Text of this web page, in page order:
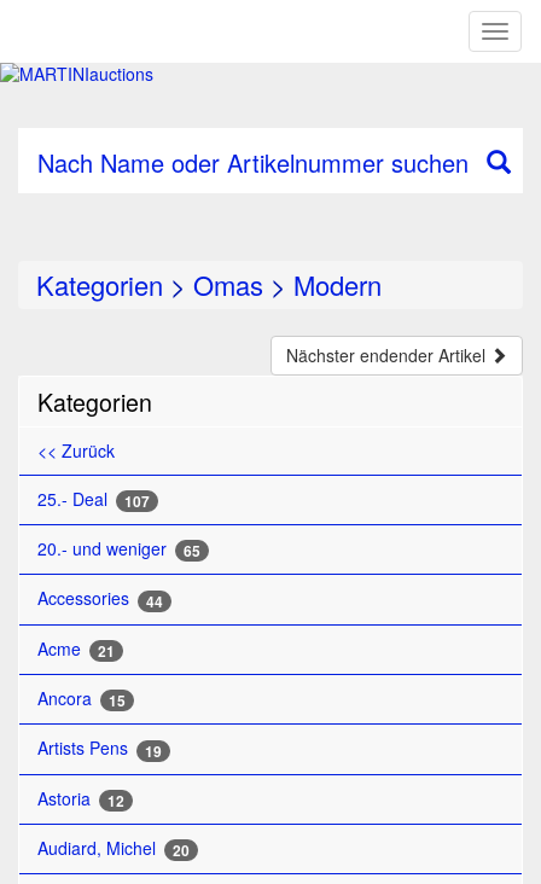
Nach Name oder Artikelnummer suchen
Kategorien > Omas > Modern
Nächster endender Artikel
Kategorien
<< Zurück
25.- Deal
107
20.- und weniger 65
Accessories 44
Acme 21
Ancora 15
Artists Pens 19
Astoria 12
Audiard, Michel 20